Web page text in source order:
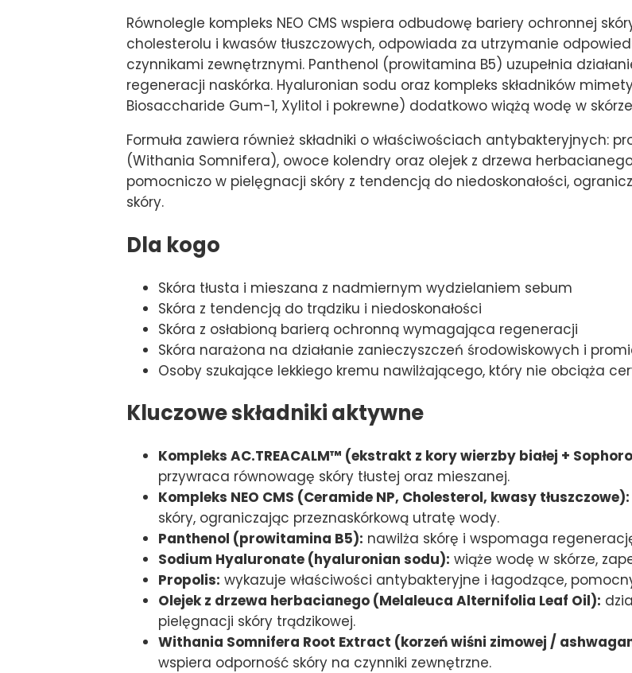
Równolegle kompleks NEO CMS wspiera odbudowę bariery ochronnej
cholesterolu i kwasów tłuszczowych, odpowiada za utrzymanie
czynnikami zewnętrznymi. Panthenol (prowitamina B5) uzupełnia
regeneracji naskórka. Hyaluronian sodu oraz kompleks składników
Biosaccharide Gum-1, Xylitol i pokrewne) dodatkowo wiążą wodę w
Formuła zawiera również składniki o właściwościach antybakteryjnych:
(Withania Somnifera), owoce kolendry oraz olejek z drzewa
pomocniczo w pielęgnacji skóry z tendencją do niedoskonałości,
skóry.
Dla kogo
Skóra tłusta i mieszana z nadmiernym wydzielaniem sebum
Skóra z tendencją do trądziku i niedoskonałości
Skóra z osłabioną barierą ochronną wymagająca regeneracji
Skóra narażona na działanie zanieczyszczeń środowiskowych i
Osoby szukające lekkiego kremu nawilżającego, który nie obciąża
Kluczowe składniki aktywne
Kompleks AC.TREACALM™ (ekstrakt z kory wierzby białej +
przywraca równowagę skóry tłustej oraz mieszanej.
Kompleks NEO CMS (Ceramide NP, Cholesterol, kwasy tłuszczowe):
skóry, ograniczając przeznaskórkową utratę wody.
Panthenol (prowitamina B5): nawilża skórę i wspomaga
Sodium Hyaluronate (hyaluronian sodu): wiąże wodę w skórze,
Propolis: wykazuje właściwości antybakteryjne i łagodzące,
Olejek z drzewa herbacianego (Melaleuca Alternifolia Leaf Oil):
pielęgnacji skóry trądzikowej.
Withania Somnifera Root Extract (korzeń wiśni zimowej /
wspiera odporność skóry na czynniki zewnętrzne.